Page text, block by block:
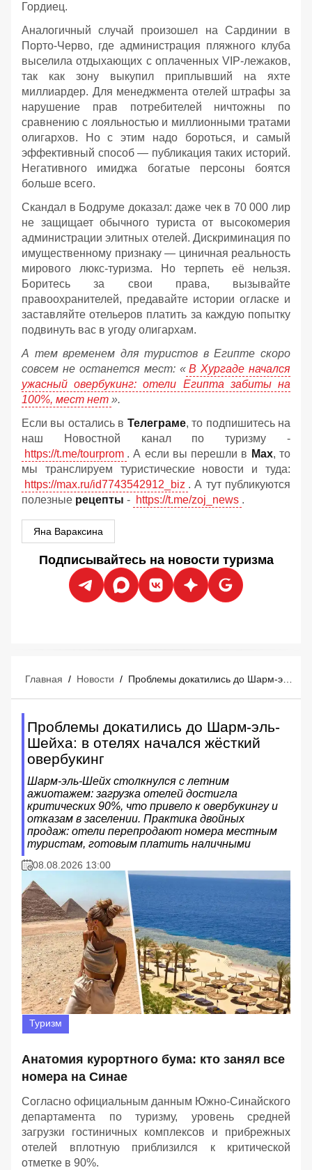
Гордиец.
Аналогичный случай произошел на Сардинии в
Порто-Черво, где администрация пляжного клуба
выселила отдыхающих с оплаченных VIP-лежаков,
так как зону выкупил приплывший на яхте
миллиардер. Для менеджмента отелей штрафы за
нарушение прав потребителей ничтожны по
сравнению с лояльностью и миллионными тратами
олигархов. Но с этим надо бороться, и самый
эффективный способ — публикация таких историй.
Негативного имиджа богатые персоны боятся
больше всего.
Скандал в Бодруме доказал: даже чек в 70 000 лир
не защищает обычного туриста от высокомерия
администрации элитных отелей. Дискриминация по
имущественному признаку — циничная реальность
мирового люкс-туризма. Но терпеть её нельзя.
Боритесь за свои права, вызывайте
правоохранителей, предавайте истории огласке и
заставляйте отельеров платить за каждую попытку
подвинуть вас в угоду олигархам.
А тем временем для туристов в Египте скоро
совсем не останется мест: « В Хургаде начался
ужасный овербукинг: отели Египта забиты на
100%, мест нет ».
Если вы остались в Телеграме, то подпишитесь на
наш Новостной канал по туризму -
https://t.me/tourprom . А если вы перешли в Мах, то
мы транслируем туристические новости и туда:
https://max.ru/id7743542912_biz . А тут публикуются
полезные рецепты - https://t.me/zoj_news .
Яна Вараксина
Подписывайтесь на новости туризма
Главная / Новости / Проблемы докатились до Шарм-эль-Шейха: в отелях начался жёсткий овербукинг
Проблемы докатились до Шарм-эль-
Шейха: в отелях начался жёсткий
овербукинг
Шарм-эль-Шейх столкнулся с летним
ажиотажем: загрузка отелей достигла
критических 90%, что привело к овербукингу и
отказам в заселении. Практика двойных
продаж: отели перепродают номера местным
туристам, готовым платить наличными
08.08.2026 13:00
Туризм
Анатомия курортного бума: кто занял все
номера на Синае
Согласно официальным данным Южно-Синайского
департамента по туризму, уровень средней
загрузки гостиничных комплексов и прибрежных
отелей вплотную приблизился к критической
отметке в 90%.